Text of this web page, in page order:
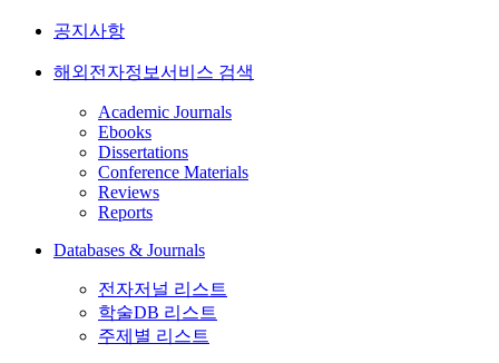
공지사항
해외전자정보서비스 검색
Academic Journals
Ebooks
Dissertations
Conference Materials
Reviews
Reports
Databases & Journals
전자저널 리스트
학술DB 리스트
주제별 리스트